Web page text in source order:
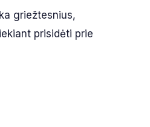
griežtesnius,
prisidėti prie